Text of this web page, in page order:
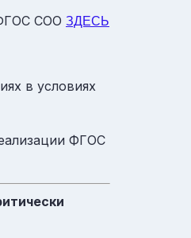
СОО ЗДЕСЬ
в условиях
ФГОС